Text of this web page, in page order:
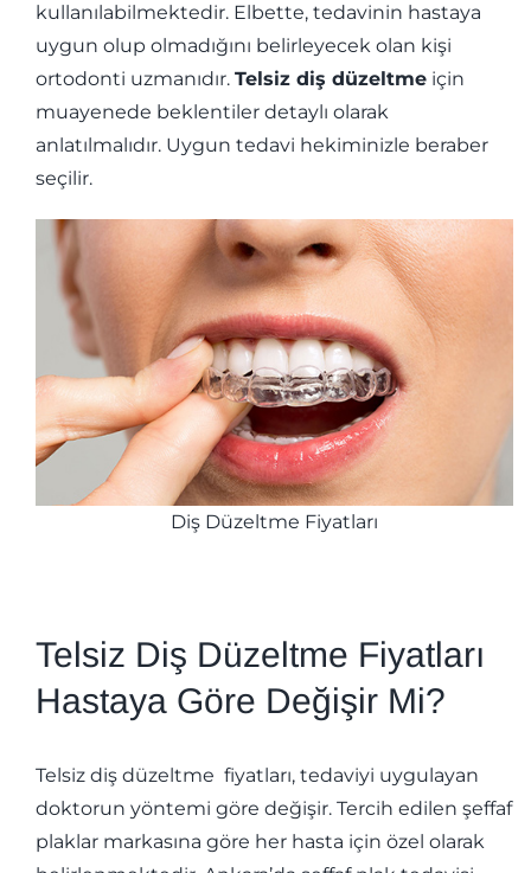
kullanılabilmektedir. Elbette, tedavinin hastaya
uygun olup olmadığını belirleyecek olan kişi
ortodonti uzmanıdır. Telsiz diş düzeltmeiçin
muayenede beklentiler detaylı olarak
anlatılmalıdır. Uygun tedavi hekiminizle beraber
seçilir.
Diş Düzeltme Fiyatları
Telsiz Diş Düzeltme Fiyatları
Hastaya Göre Değişir Mi?
Telsiz diş düzeltme fiyatları, tedaviyi uygulayan
doktorun yöntemi göre değişir. Tercih edilen şeffaf
plaklar markasına göre her hasta için özel olarak